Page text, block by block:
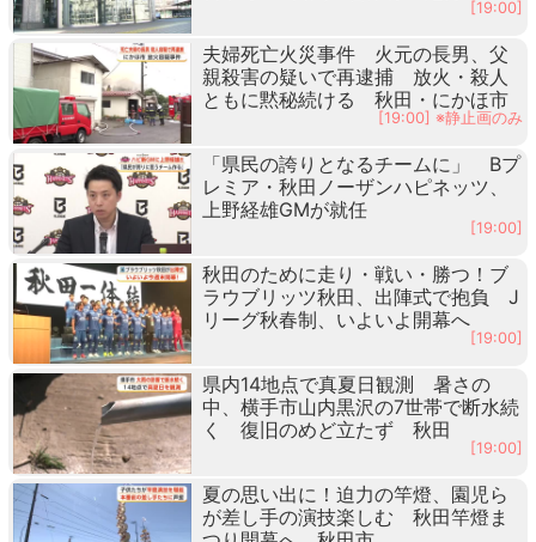
[19:00]
夫婦死亡火災事件 火元の長男、父
親殺害の疑いで再逮捕 放火・殺人
ともに黙秘続ける 秋田・にかほ市
[19:00] ※静止画のみ
「県民の誇りとなるチームに」 Bプ
レミア・秋田ノーザンハピネッツ、
上野経雄GMが就任
[19:00]
秋田のために走り・戦い・勝つ！ブ
ラウブリッツ秋田、出陣式で抱負 J
リーグ秋春制、いよいよ開幕へ
[19:00]
県内14地点で真夏日観測 暑さの
中、横手市山内黒沢の7世帯で断水続
く 復旧のめど立たず 秋田
[19:00]
夏の思い出に！迫力の竿燈、園児ら
が差し手の演技楽しむ 秋田竿燈ま